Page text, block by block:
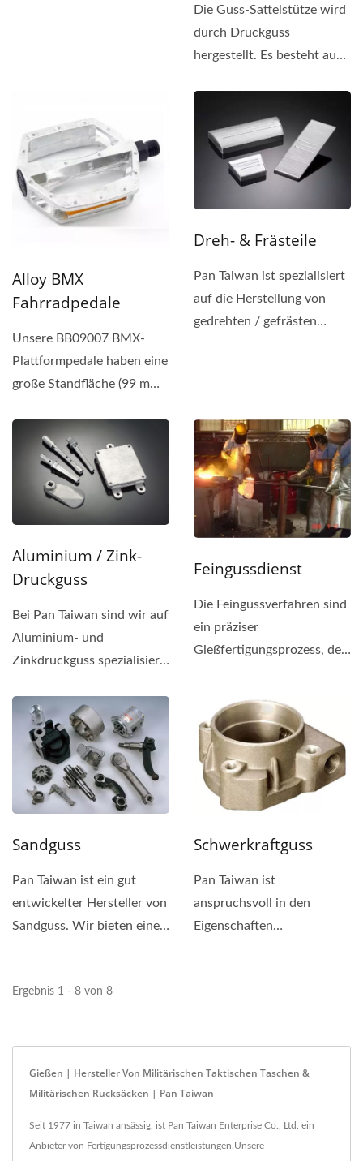
Die Guss-Sattelstütze wird
durch Druckguss
hergestellt. Es besteht aus
Alloy BMX
Fahrradpedale
Unsere BB09007 BMX-
Plattformpedale haben eine
große Standfläche (99 mm
Dreh- & Frästeile
Pan Taiwan ist spezialisiert
auf die Herstellung von
gedrehten / gefrästen
Aluminium / Zink-
Druckguss
Bei Pan Taiwan sind wir auf
Aluminium- und
Zinkdruckguss spezialisiert
Feingussdienst
Die Feingussverfahren sind
ein präziser
Gießfertigungsprozess, der
Sandguss
Pan Taiwan ist ein gut
entwickelter Hersteller von
Sandguss. Wir bieten eine
Schwerkraftguss
Pan Taiwan ist
anspruchsvoll in den
Eigenschaften
Ergebnis 1 - 8 von 8
Gießen | Hersteller Von Militärischen Taktischen Taschen &
Militärischen Rucksäcken | Pan Taiwan
Seit 1977 in Taiwan ansässig, ist Pan Taiwan Enterprise Co., Ltd. ein
Anbieter von Fertigungsprozessdienstleistungen.Unsere